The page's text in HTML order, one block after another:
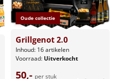
Oude collectie
Grillgenot 2.0
Inhoud: 16 artikelen
Voorraad: Uitverkocht
50,- per stuk